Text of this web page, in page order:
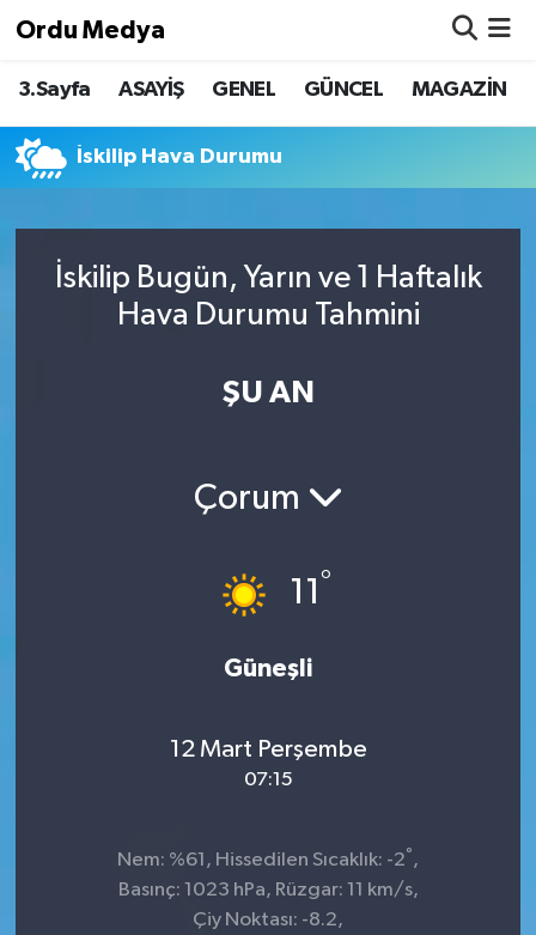
Ordu Medya
3.Sayfa ASAYİŞ GENEL GÜNCEL MAGAZİN
İskilip Hava Durumu
İskilip Bugün, Yarın ve 1 Haftalık
Hava Durumu Tahmini
ŞU AN
Çorum
11°
Güneşli
12 Mart Perşembe
07:15
Nem: %61, Hissedilen Sıcaklık: -2° ,
Basınç: 1023 hPa, Rüzgar: 11 km/s,
Çiy Noktası: -8.2,
ASAYİŞ
Basketbol
Borsa
SPOR
Nöbetçi Eczaneler
Hava Durumu
Trafik Durumu